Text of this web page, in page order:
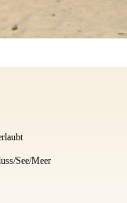
See/Meer